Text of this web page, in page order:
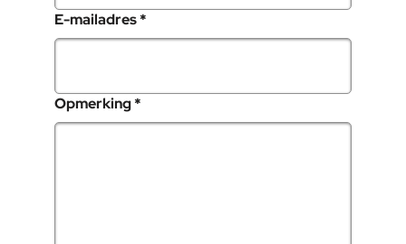
E-mailadres*
Opmerking*